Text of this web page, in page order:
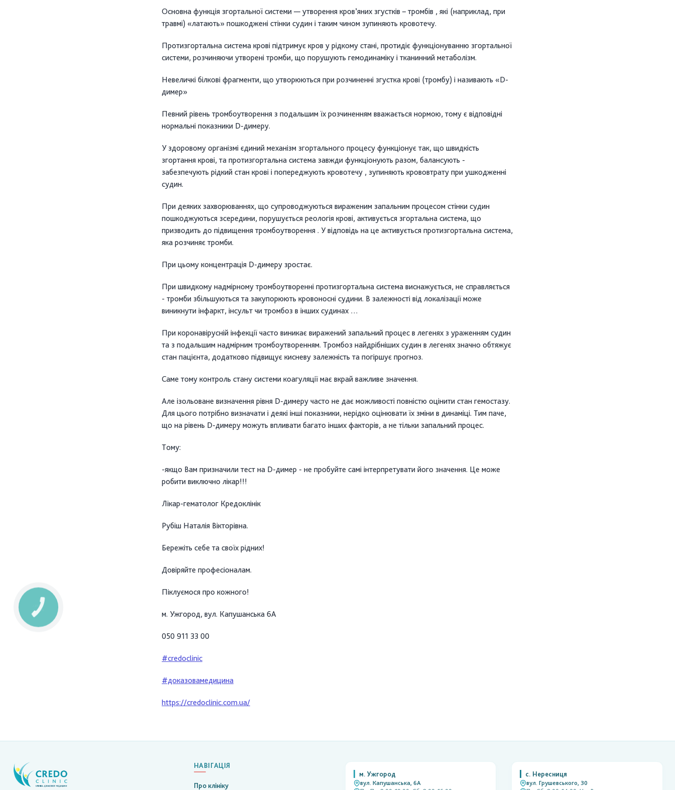
Основна функція згортальної системи — утворення кров’яних згустків – тромбів , які (наприклад, при
травмі) «латають» пошкоджені стінки судин і таким чином зупиняють кровотечу.
Протизгортальна система крові підтримує кров у рідкому стані, протидіє функціонуванню згортальної
системи, розчиняючи утворені тромби, що порушують гемодинаміку і тканинний метаболізм.
Невеличкі білкові фрагменти, що утворюються при розчиненні згустка крові (тромбу) і називають «D-
димер»
Певний рівень тромбоутворення з подальшим їх розчиненням вважається нормою, тому є відповідні
нормальні показники D-димеру.
У здоровому організмі єдиний механізм згортального процесу функціонує так, що швидкість
згортання крові, та протизгортальна система завжди функціонують разом, балансують -
забезпечують рідкий стан крові і попереджують кровотечу , зупиняють крововтрату при ушкодженні
судин.
При деяких захворюваннях, що супроводжуються вираженим запальним процесом стінки судин
пошкоджуються зсередини, порушується реологія крові, активується згортальна система, що
призводить до підвищення тромбоутворення . У відповідь на це активується протизгортальна система,
яка розчиняє тромби.
При цьому концентрація D-димеру зростає.
При швидкому надмірному тромбоутворенні протизгортальна система виснажується, не справляється
- тромби збільшуються та закупорюють кровоносні судини. В залежності від локалізації може
виникнути інфаркт, інсульт чи тромбоз в інших судинах …
При коронавірусній інфекції часто виникає виражений запальний процес в легенях з ураженням судин
та з подальшим надмірним тромбоутворенням. Тромбоз найдрібніших судин в легенях значно обтяжує
стан пацієнта, додатково підвищує кисневу залежність та погіршує прогноз.
Саме тому контроль стану системи коагуляції має вкрай важливе значення.
Але ізольоване визначення рівня D-димеру часто не дає можливості повністю оцінити стан гемостазу.
Для цього потрібно визначати і деякі інші показники, нерідко оцінювати їх зміни в динаміці. Тим паче,
що на рівень D-димеру можуть впливати багато інших факторів, а не тільки запальний процес.
Тому:
-якщо Вам призначили тест на D-димер - не пробуйте самі інтерпретувати його значення. Це може
робити виключно лікар!!!
Лікар-гематолог Кредоклінік
Рубіш Наталія Вікторівна.
Бережіть себе та своїх рідних!
Довіряйте професіоналам.
Піклуємося про кожного!
м. Ужгород, вул. Капушанська 6А
050 911 33 00
#credoclinic
#доказовамедицина
https://credoclinic.com.ua/
НАВІГАЦІЯ
Про клініку
м. Ужгород
вул. Капушанська, 6А
с. Нересниця
вул. Грушевського, 30